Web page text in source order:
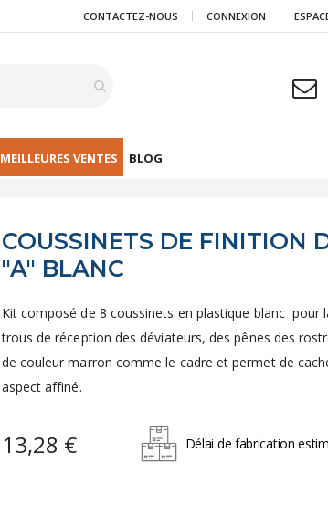
CONTACTEZ-NOUS CONNEXION
MEILLEURES VENTES BLOG
COUSSINETS DE FINITION
"A" BLANC
Kit composé de 8 coussinets en plastique blanc pour
trous de réception des déviateurs, des pênes des
de couleur marron comme le cadre et permet de
aspect affiné.
13,28 € Délai de fabrication